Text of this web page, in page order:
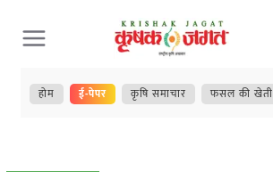
Skip
to
content
होम ई-पेपर कृषि समाचार फसल की खेती